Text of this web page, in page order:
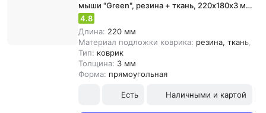
мыши "Green", резина + ткань, 220х180х3 мм,
513305
4.8
Длина: 220 мм
Материал подложки коврика: резина, ткань,
Тип: коврик
Толщина: 3 мм
Форма: прямоугольная
Есть Наличными и картой